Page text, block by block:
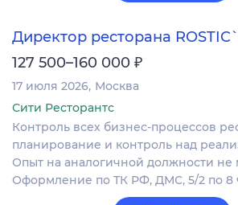
Директор ресторана
127 500–160 000 ₽
17 июля 2026 Москва
Сити Ресторантс
Контроль всех бизнес-процессов
планирование и контроль над
Опыт на аналогичной должности не
Оформление по ТК РФ, ДМС, 5/2 по 8